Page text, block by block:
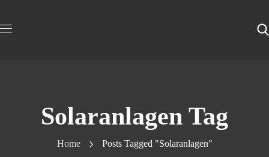
Solaranlagen Tag
Home Posts Tagged "Solaranlagen"